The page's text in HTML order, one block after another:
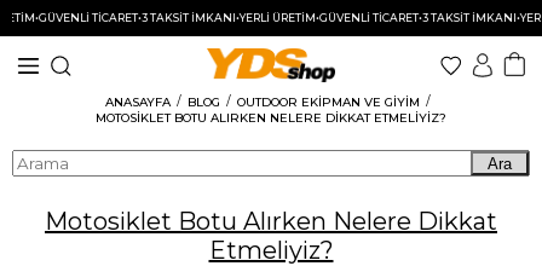
GÜVENLİ TİCARET•3 TAKSİT İMKANI•YERLİ ÜRETİM•GÜVENLİ TİCARET•3 TAKSİT İMKANI•YERLİ
ANASAYFA BLOG
OUTDOOR EKIPMAN VE GIYIM
MOTOSIKLET BOTU ALIRKEN NELERE DIKKAT ETMELIYIZ?
Ara
Motosiklet Botu Alırken Nelere Dikkat
Etmeliyiz?